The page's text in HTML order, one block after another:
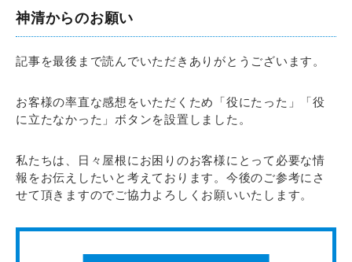
神清からのお願い
記事を最後まで読んでいただきありがとうございます。
お客様の率直な感想をいただくため「役にたった」「役
に立たなかった」ボタンを設置しました。
私たちは、日々屋根にお困りのお客様にとって必要な情
報をお伝えしたいと考えております。今後のご参考にさ
せて頂きますのでご協力よろしくお願いいたします。